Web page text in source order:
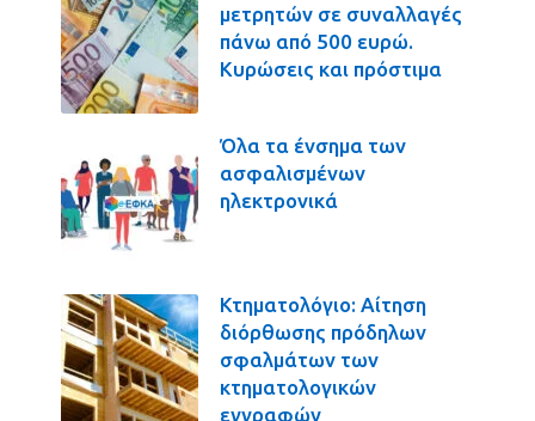
μετρητών σε συναλλαγές
πάνω από 500 ευρώ.
Κυρώσεις και πρόστιμα
Όλα τα ένσημα των
ασφαλισμένων
ηλεκτρονικά
Κτηματολόγιο: Αίτηση
διόρθωσης πρόδηλων
σφαλμάτων των
κτηματολογικών
εγγραφών